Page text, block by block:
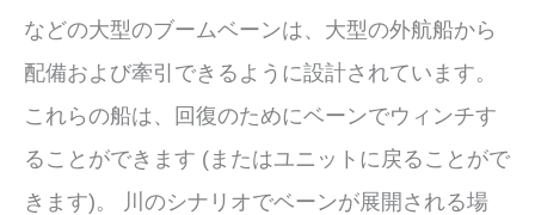
などの大型のブームベーンは、大型の外航船から
配備および牽引できるように設計されています。
これらの船は、回復のためにベーンでウィンチす
ることができます (またはユニットに戻ることがで
きます)。 川のシナリオでベーンが展開される場